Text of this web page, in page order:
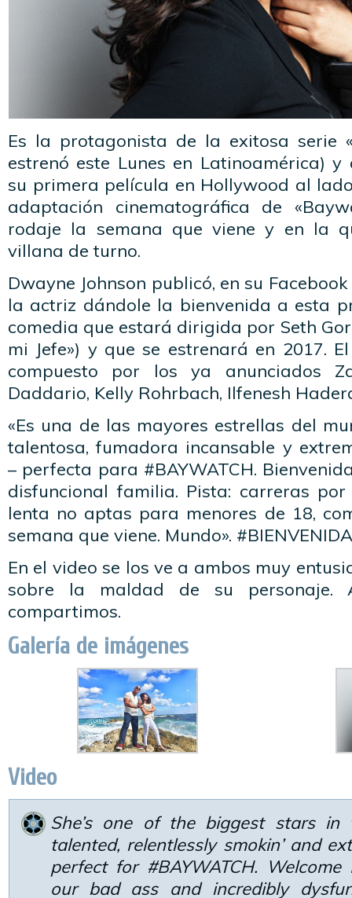
Es la protagonista de la exitosa serie
estrenó este Lunes en Latinoamérica)
su primera película en Hollywood al
adaptación cinematográfica de
rodaje la semana que viene y en la
villana de turno.
Dwayne Johnson publicó, en su
la actriz dándole la bienvenida a esta
comedia que estará dirigida por Seth
mi Jefe») y que se estrenará en 2017.
compuesto por los ya anunciados
Daddario, Kelly Rohrbach, Ilfenesh
«Es una de las mayores estrellas del
talentosa, fumadora incansable y
– perfecta para #BAYWATCH.
disfuncional familia. Pista: carreras
lenta no aptas para menores de 18,
semana que viene. Mundo».
En el video se los ve a ambos muy
sobre la maldad de su
compartimos.
Galería de imágenes
Video
She’s one of the biggest stars in
talented, relentlessly smokin’ and
perfect for #BAYWATCH.
our bad ass and incredibly